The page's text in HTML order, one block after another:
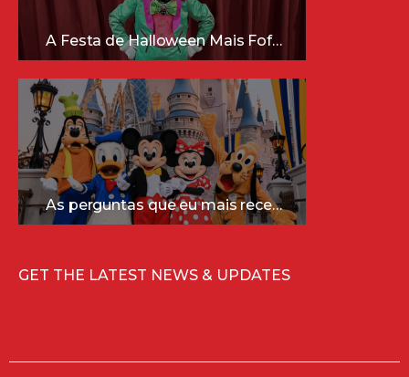
A Festa de Halloween Mais Fofa da Disney Está Chegando!
As perguntas que eu mais recebo sobre a Disney (e as respostas mais sinceras!)
GET THE LATEST NEWS & UPDATES